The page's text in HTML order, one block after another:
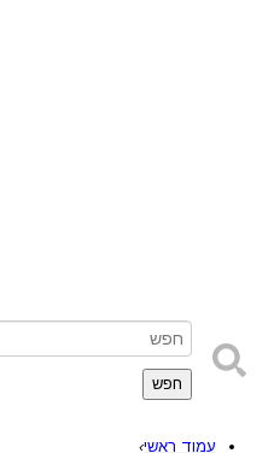
חפש
עמוד ראשי›